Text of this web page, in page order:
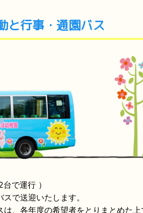
と行事・通園バス
で運行 ）
で送迎いたします。
は、各年度の希望者をとりまとめた